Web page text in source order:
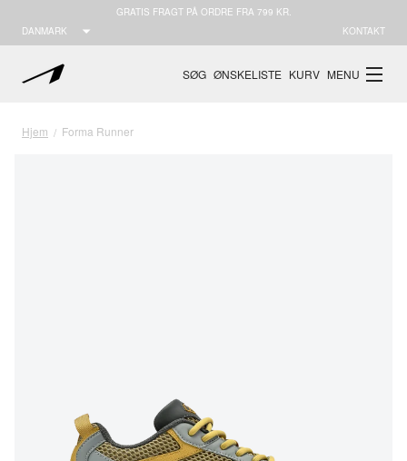
DANMARK
GRATIS FRAGT PÅ ORDRE FRA 799 KR.
KONTAKT
SØG ØNSKELISTE KURV MENU
Hjem / Forma Runner